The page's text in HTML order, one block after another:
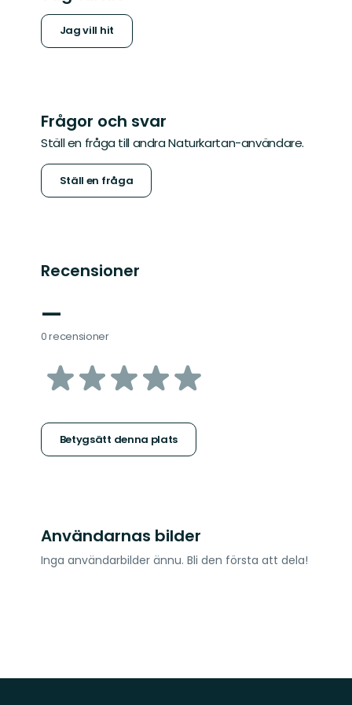
Jag vill hit
Frågor och svar
Ställ en fråga till andra Naturkartan-användare.
Ställ en fråga
Recensioner
—
0 recensioner
av
stjärnor
Betygsätt denna plats
Användarnas bilder
Inga användarbilder ännu. Bli den första att dela!